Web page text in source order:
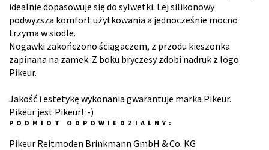
idealnie dopasowuje się do sylwetki. Lej silikonowy
podwyższa komfort użytkowania a jednocześnie mocno
trzyma w siodle.
Nogawki zakończono ściągaczem, z przodu kieszonka
zapinana na zamek. Z boku bryczesy zdobi nadruk z logo
Pikeur.
Jakość i estetykę wykonania gwarantuje marka Pikeur.
Pikeur jest Pikeur! :-)
PODMIOT ODPOWIEDZIALNY:
Pikeur Reitmoden Brinkmann GmbH & Co. KG